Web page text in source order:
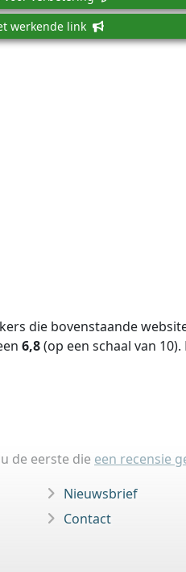
werkende link
die bovenstaande
6,8(op een schaal van 10).
de eerste die een recensie
Nieuwsbrief
Contact